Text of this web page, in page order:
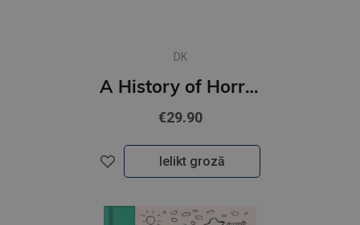
DK
A History of Horror, Fear, and the Uncanny
€29.90
Ielikt grozā